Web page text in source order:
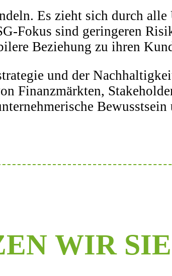
Es zieht sich durch
Fokus sind geringeren
Beziehung zu ihren
und der
Finanzmärkten,
EN WIR SIE